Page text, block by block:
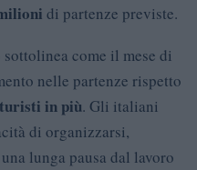
di partenze previste.
come il mese di
nelle partenze rispetto
in più. Gli italiani
di organizzarsi,
lunga pausa dal lavoro